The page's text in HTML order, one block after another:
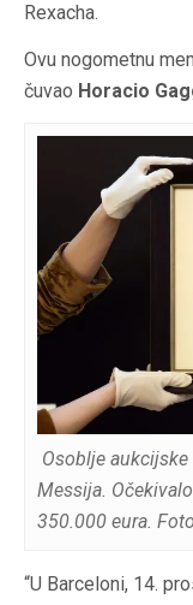
Rexacha.
Ovu nogometnu
čuvao Horacio
Osoblje aukcijske
Messija.
350.000 eura.
“U Barceloni, 14.